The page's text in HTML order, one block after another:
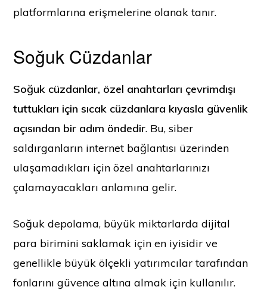
platformlarına erişmelerine olanak tanır.
Soğuk Cüzdanlar
Soğuk cüzdanlar, özel anahtarları çevrimdışı
tuttukları için sıcak cüzdanlara kıyasla güvenlik
açısından bir adım öndedir. Bu, siber
saldırganların internet bağlantısı üzerinden
ulaşamadıkları için özel anahtarlarınızı
çalamayacakları anlamına gelir.
Soğuk depolama, büyük miktarlarda dijital
para birimini saklamak için en iyisidir ve
genellikle büyük ölçekli yatırımcılar tarafından
fonlarını güvence altına almak için kullanılır.
Telif Hakkı © 2026 Coin Kickoff olarak ticaret yapan Brilliant British Ltd
Adres: 2nd Floor 167-169 Great Portland Street, Londra, Birleşik Krallık,